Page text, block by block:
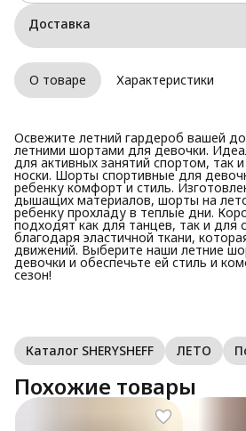
Доставка
О товаре Характеристики
Освежите летний гардероб вашей
летними шортами для девочки.
для активных занятий спортом, так
носки. Шорты спортивные для
ребенку комфорт и стиль.
дышащих материалов, шорты на
ребенку прохладу в теплые дни.
подходят как для танцев, так и для
благодаря эластичной ткани,
движений. Выберите наши летние
девочки и обеспечьте ей стиль и
сезон!
Каталог SHERYSHEFF ЛЕТО
Похожие товары